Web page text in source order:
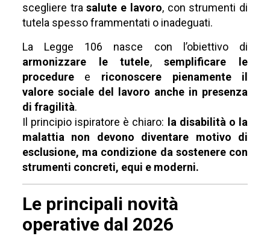
scegliere trasalute e lavoro, con strumenti di
tutela spesso frammentati o inadeguati.
La Legge 106 nasce con l’obiettivo di
armonizzare le tutele,semplificare le
proceduree riconoscere pienamente il
valore sociale del lavoro anche in presenza
di fragilità.
Il principio ispiratore è chiaro:
la disabilità o la
malattia non devono diventare motivo di
esclusione, ma condizione da sostenere con
strumenti concreti, equi e moderni.
Le principali novità
operative dal 2026